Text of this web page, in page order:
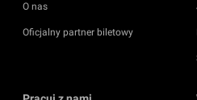
O nas
Oficjalny partner biletowy